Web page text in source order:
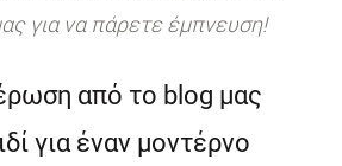
για να πάρετε έμπνευση!
από το blog μας
για έναν μοντέρνο